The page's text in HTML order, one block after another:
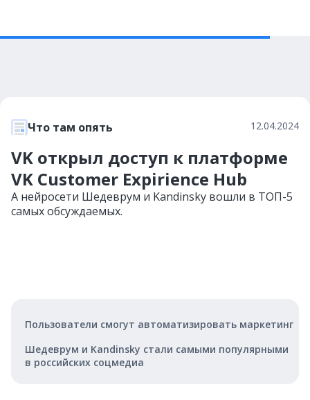
Что там опять 12.04.2024
VK открыл доступ к платформе
VK Customer Expirience Hub
А нейросети Шедеврум и Kandinsky вошли в ТОП-5
самых обсуждаемых.
Пользователи смогут автоматизировать маркетинг
Шедеврум и Kandinsky стали самыми популярными
в российских соцмедиа